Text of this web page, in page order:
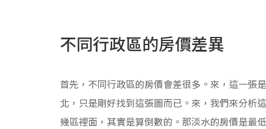
不同行政區的房價差異
首先，不同行政區的房價會差很多。來，這一張
北，只是剛好找到這張圖而已。來，我們來分析
幾區裡面，其實是算倒數的。那淡水的房價是最